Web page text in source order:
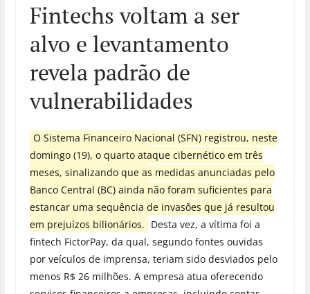
Fintechs voltam a ser
alvo e levantamento
revela padrão de
vulnerabilidades
O Sistema Financeiro Nacional (SFN) registrou, neste
domingo (19), o quarto ataque cibernético em três
meses, sinalizando que as medidas anunciadas pelo
Banco Central (BC) ainda não foram suficientes para
estancar uma sequência de invasões que já resultou
em prejuízos bilionários. Desta vez, a vítima foi a
fintech FictorPay, da qual, segundo fontes ouvidas
por veículos de imprensa, teriam sido desviados pelo
menos R$ 26 milhões. A empresa atua oferecendo